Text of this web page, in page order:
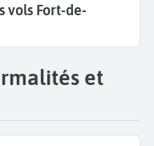
vols Fort-de-
et